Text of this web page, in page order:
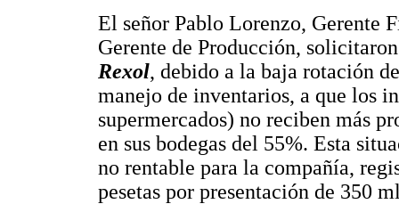
El señor Pablo Lorenzo, Gerente
Gerente de Producción,
Rexol, debido a la baja rotación
manejo de inventarios, a que los
supermercados) no reciben más
en sus bodegas del 55%. Esta
no rentable para la compañía,
pesetas por presentación de 350